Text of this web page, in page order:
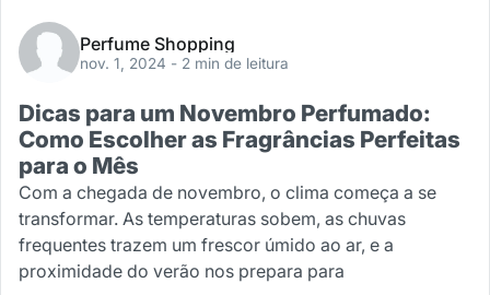
Perfume Shopping
nov. 1, 2024 - 2 min de leitura
Dicas para um Novembro Perfumado:
Como Escolher as Fragrâncias Perfeitas
para o Mês
Com a chegada de novembro, o clima começa a se
transformar. As temperaturas sobem, as chuvas
frequentes trazem um frescor úmido ao ar, e a
proximidade do verão nos prepara para